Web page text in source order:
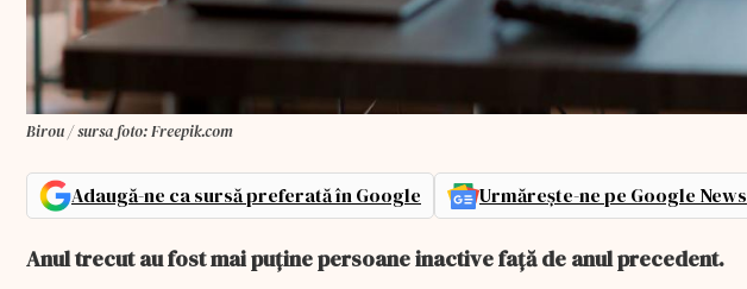
Birou / sursa foto: Freepik.com
Adaugă-ne ca sursă preferată în Google Urmărește-ne pe Google News
Anul trecut au fost mai puține persoane inactive față de anul precedent.